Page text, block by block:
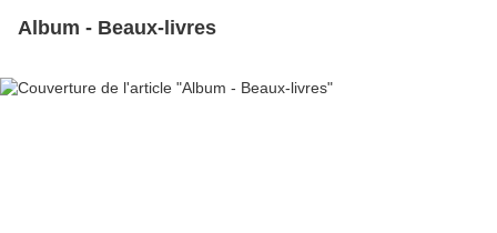
Album - Beaux-livres